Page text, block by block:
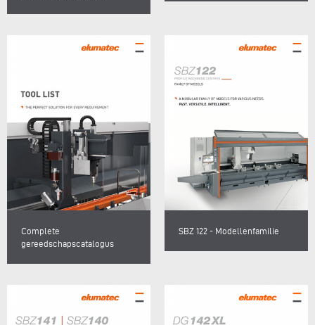
Complete
gereedschapscatalogus
SBZ 122 - Modellenfamilie